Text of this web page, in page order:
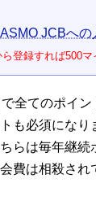
JCBへの
登録すれば500マ
全てのポイン
も必須になり
らは毎年継続
費は相殺され